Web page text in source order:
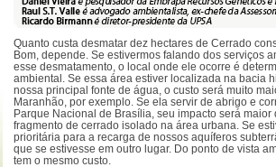
Quanto custa desmatar dez hectares de Cerrado
Bom, depende. Se estivermos falando dos serviços
esse desmatamento, o local onde ele ocorre é
ambiental. Se essa área estiver localizada na bacia
nossa principal fonte de água, o custo será muito
Maranhão, por exemplo. Se ela servir de abrigo e
Parque Nacional de Brasília, seu impacto será
fragmento de cerrado isolado na área urbana. Se
prioritária para a recarga de nossos aquíferos
que se estivesse em outro lugar. Do ponto de vista
tem o mesmo custo.